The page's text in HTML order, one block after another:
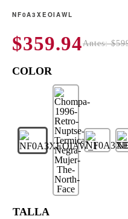
NF0A3XEOIAWL
$359.94Antes:
TALLA